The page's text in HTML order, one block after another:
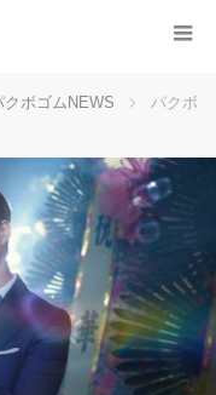
クボゴムNEWS
パクボ